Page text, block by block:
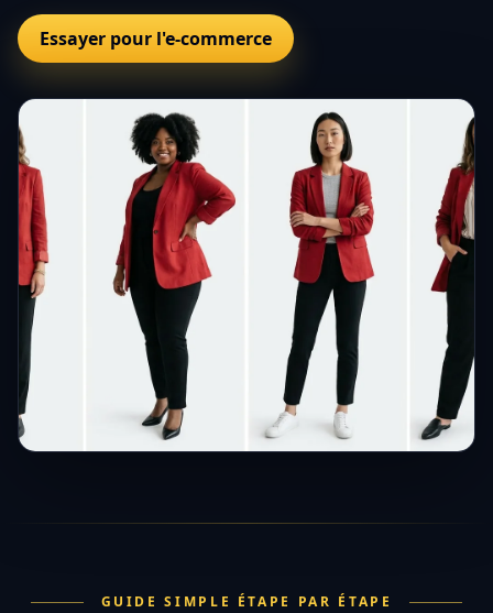
Essayer pour l'e-commerce
GUIDE SIMPLE ÉTAPE PAR ÉTAPE